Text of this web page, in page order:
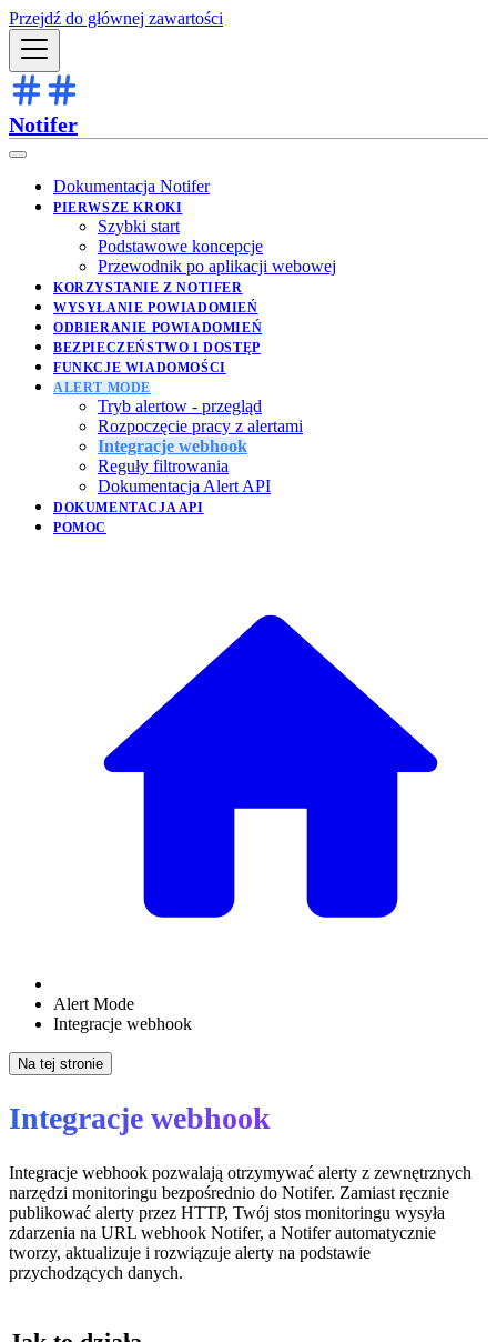
Przejdź do głównej zawartości
Notifer
Dokumentacja Notifer
PIERWSZE KROKI
Szybki start
Podstawowe koncepcje
Przewodnik po aplikacji webowej
KORZYSTANIE Z NOTIFER
WYSYŁANIE POWIADOMIEŃ
ODBIERANIE POWIADOMIEŃ
BEZPIECZEŃSTWO I DOSTĘP
FUNKCJE WIADOMOŚCI
ALERT MODE
Tryb alertow - przegląd
Rozpoczęcie pracy z alertami
Integracje webhook
Reguły filtrowania
Dokumentacja Alert API
DOKUMENTACJA API
POMOC
Alert Mode
Integracje webhook
Na tej stronie
Integracje webhook
Integracje webhook pozwalają otrzymywać alerty z zewnętrznych
narzędzi monitoringu bezpośrednio do Notifer. Zamiast ręcznie
publikować alerty przez HTTP, Twój stos monitoringu wysyła
zdarzenia na URL webhook Notifer, a Notifer automatycznie
tworzy, aktualizuje i rozwiązuje alerty na podstawie
przychodzących danych.